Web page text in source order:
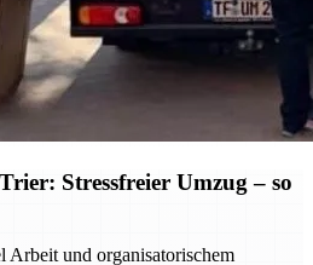
Stressfreier Umzug – so
und organisatorischem